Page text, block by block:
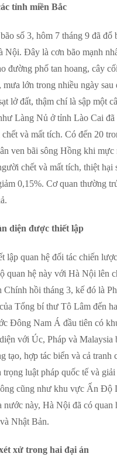
tỉnh miền Bắc
số 3, hôm 7 tháng 9 đã
Nội. Đây là cơn bão mạnh
đường phố tan hoang, cây
lớn trong nhiều ngày
lở đất, thậm chí là sập một
Làng Nủ ở tỉnh Lào Cai đã
và mất tích. Có đến 20
ven bãi sông Hồng khi
chết và mất tích, thiệt
0,15%. Cơ quan thường
diện được thiết lập
lập quan hệ đối tác chiến
quan hệ này với Hà Nội lên
hồi tháng 3, kế đó là
Tổng bí thư Tô Lâm đến
Đông Nam Á đầu tiên có
với Úc, Pháp và
tạo, hợp tác biển và cả
luật pháp quốc tế và
cũng như khu vực Ấn Độ
này, Hà Nội đã có
Nhật Bản.
xử trong hai đại án